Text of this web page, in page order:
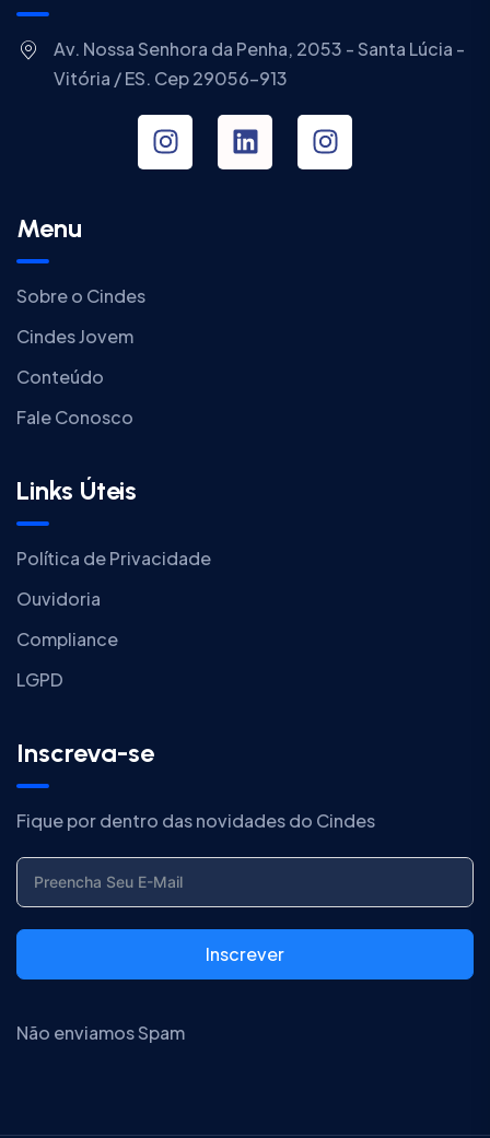
Av. Nossa Senhora da Penha, 2053 - Santa Lúcia -
Vitória / ES. Cep 29056-913
Menu
Sobre o Cindes
Cindes Jovem
Conteúdo
Fale Conosco
Links Úteis
Política de Privacidade
Ouvidoria
Compliance
LGPD
Inscreva-se
Fique por dentro das novidades do Cindes
Inscrever
Não enviamos Spam